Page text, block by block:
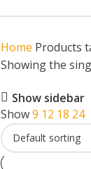
Home Products
Showing the
Show sidebar
Show9 12 18 24